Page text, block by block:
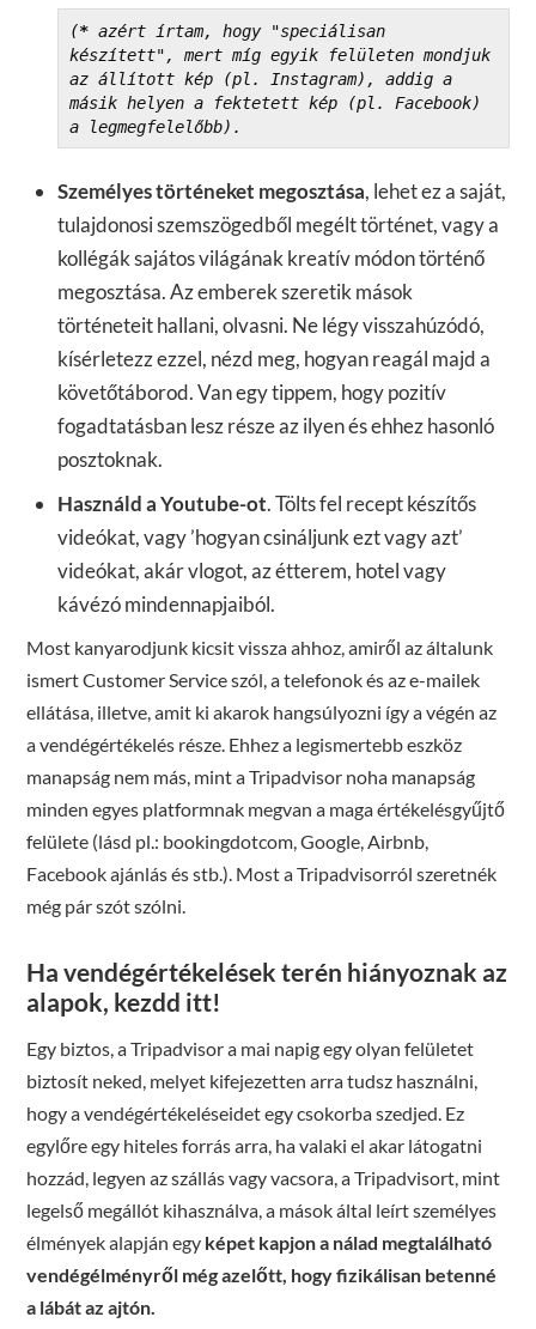
(* azért írtam, hogy "speciálisan
készített", mert míg egyik felületen mondjuk
az állított kép (pl. Instagram), addig a
másik helyen a fektetett kép (pl. Facebook)
a legmegfelelőbb).
Személyes történeket megosztása, lehet ez a saját,
tulajdonosi szemszögedből megélt történet, vagy a
kollégák sajátos világának kreatív módon történő
megosztása. Az emberek szeretik mások
történeteit hallani, olvasni. Ne légy visszahúzódó,
kísérletezz ezzel, nézd meg, hogyan reagál majd a
követőtáborod. Van egy tippem, hogy pozitív
fogadtatásban lesz része az ilyen és ehhez hasonló
posztoknak.
Használd a Youtube-ot. Tölts fel recept készítős
videókat, vagy ’hogyan csináljunk ezt vagy azt’
videókat, akár vlogot, az étterem, hotel vagy
kávézó mindennapjaiból.
Most kanyarodjunk kicsit vissza ahhoz, amiről az általunk
ismert Customer Service szól, a telefonok és az e-mailek
ellátása, illetve, amit ki akarok hangsúlyozni így a végén az
a vendégértékelés része. Ehhez a legismertebb eszköz
manapság nem más, mint a Tripadvisor noha manapság
minden egyes platformnak megvan a maga értékelésgyűjtő
felülete (lásd pl.: bookingdotcom, Google, Airbnb,
Facebook ajánlás és stb.). Most a Tripadvisorról szeretnék
még pár szót szólni.
Ha vendégértékelések terén hiányoznak az
alapok, kezdd itt!
Egy biztos, a Tripadvisor a mai napig egy olyan felületet
biztosít neked, melyet kifejezetten arra tudsz használni,
hogy a vendégértékeléseidet egy csokorba szedjed. Ez
egylőre egy hiteles forrás arra, ha valaki el akar látogatni
hozzád, legyen az szállás vagy vacsora, a Tripadvisort, mint
legelső megállót kihasználva, a mások által leírt személyes
élmények alapján egy képet kapjon a nálad megtalálható
vendégélményről még azelőtt, hogy fizikálisan betenné
a lábát az ajtón.